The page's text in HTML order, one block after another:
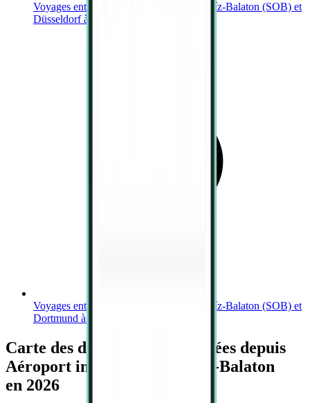
Voyages entre Aéroport international Hévíz-Balaton (SOB) et
Düsseldorf à partir de 510 €
Voyages entre Aéroport international Hévíz-Balaton (SOB) et
Dortmund à partir de 464 €
Carte des destinations proposées depuis
Aéroport international Hévíz-Balaton
en 2026